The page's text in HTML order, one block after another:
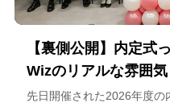
【裏側公開】内定式
Wizのリアルな雰囲気
先日開催された2026年度